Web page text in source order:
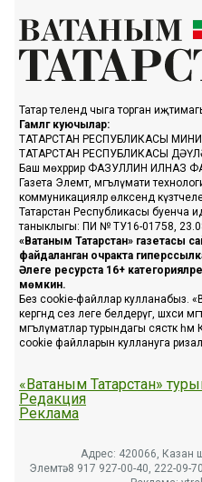
Татар телендә чыга торган
Гамәлгә куючылар:
ТАТАРСТАН РЕСПУБЛИКАСЫ
ТАТАРСТАН РЕСПУБЛИКАСЫ
Баш мөхәррир ФАЗУЛЛИН ИЛНАЗ
Газета Элемтә, мәгълүмати
коммуникацияләр өлкәсендә
Татарстан Республикасы буенча
таныклыгы: ПИ № ТУ16-01758,
«Ватаным Татарстан» газетасы
файдаланган очракта
Әлеге ресурста 16+
мөмкин.
Без cookie-файллар кулланабыз.
кергәндә сез әлеге белдерүгә, шәхси
мәгълүматлар турындагы сәясәткә
cookie файлларын куллануга
«Ватаным Татарстан»
Редакция
Реклама
Адрес: 420066, Казан
Элемтә: 8 917 927-00-40, 222-09-